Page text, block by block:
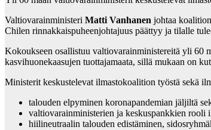
Valtiovarainministeri Matti Vanhanen johtaa
Chilen rinnakkaispuheenjohtajuus päättyy ja tilalle
Kokoukseen osallistuu valtiovarainministereitä yli 60
kasvihuonekaasujen tuottajamaata, sillä mukaan on
Ministerit keskustelevat ilmastokoalition työstä sekä
talouden elpyminen koronapandemian jäljiltä
valtiovarainministerien ja keskuspankkien rooli
hiilineutraalin talouden edistäminen,